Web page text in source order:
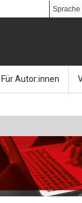
Social Media
Für Autor:innen
Kalender
Zeitschriften